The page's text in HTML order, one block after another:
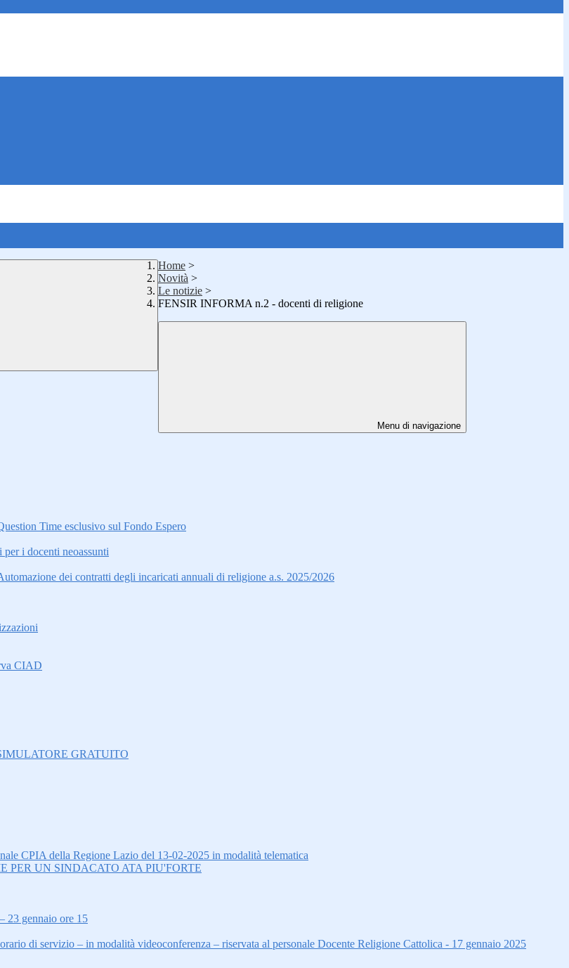
Home >
Novità >
Le notizie >
FENSIR INFORMA n.2 - docenti di religione
Menu di navigazione
Time esclusivo sul Fondo Espero
i docenti neoassunti
dei contratti degli incaricati annuali di religione a.s. 2025/2026
CIAD
GRATUITO
CPIA della Regione Lazio del 13-02-2025 in modalità telematica
PER UN SINDACATO ATA PIU'FORTE
23 gennaio ore 15
di servizio – in modalità videoconferenza – riservata al personale Docente Religione Cattolica - 17 gennaio 2025